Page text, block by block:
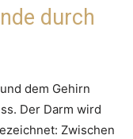
durch
dem Gehirn
Der Darm wird
Zwischen